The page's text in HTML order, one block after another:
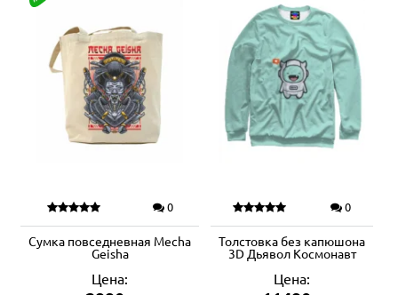
0
Сумка повседневная Mecha
Geisha
Цена:
0
Толстовка без капюшона
3D Дьявол Космонавт
Цена: